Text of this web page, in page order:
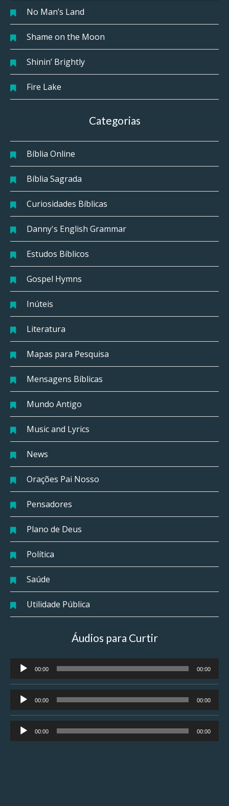
No Man’s Land
Shame on the Moon
Shinin’ Brightly
Fire Lake
Categorias
Bíblia Online
Bíblia Sagrada
Curiosidades Bíblicas
Danny's English Grammar
Estudos Bíblicos
Gospel Hymns
Inúteis
Literatura
Mapas para Pesquisa
Mensagens Bíblicas
Mundo Antigo
Music and Lyrics
News
Orações Pai Nosso
Pensadores
Plano de Deus
Política
Saúde
Utilidade Pública
Áudios para Curtir
Tocador
de
áudio
00:00 00:00
Tocador
de
áudio
00:00 00:00
Tocador
de
00:00 00:00